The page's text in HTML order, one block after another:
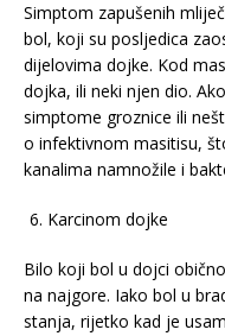
Simptom zapušenih
bol, koji su posljedica
dijelovima dojke. Kod
dojka, ili neki njen dio.
simptome groznice ili
o infektivnom masitisu,
kanalima namnožile i
Karcinom dojke
Bilo koji bol u dojci
na najgore. Iako bol u
stanja, rijetko kad je